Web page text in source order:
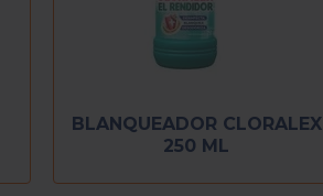
BLANQUEADOR CLORALEX
250 ML